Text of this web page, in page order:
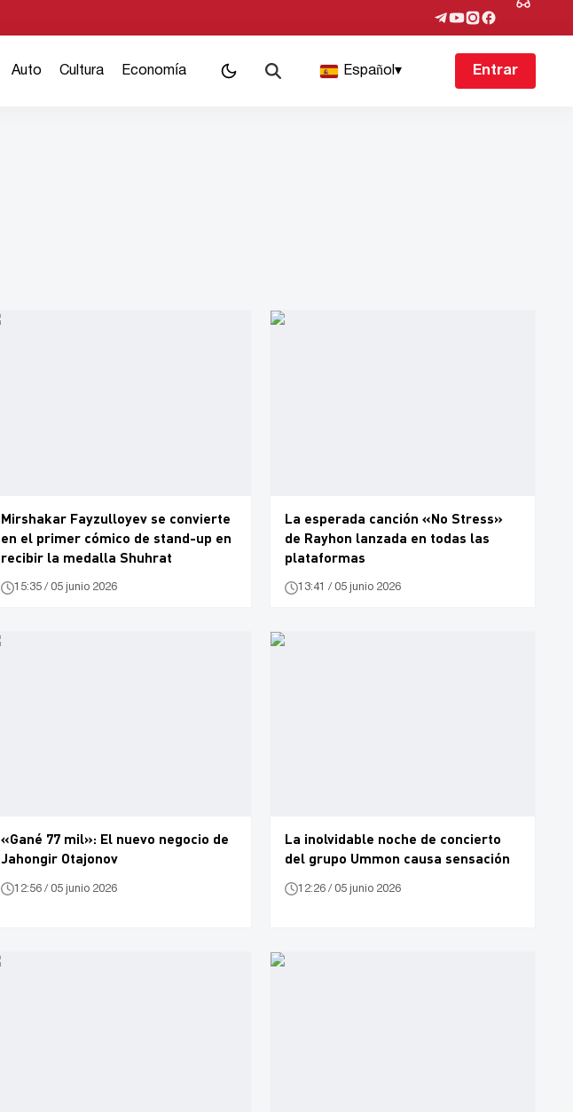
Auto Cultura Economía Español▾ Entrar
Mirshakar Fayzulloyev se convierte
en el primer cómico de stand-up en
recibir la medalla Shuhrat
15:35 / 05 junio 2026
La esperada canción «No Stress»
de Rayhon lanzada en todas las
plataformas
13:41 / 05 junio 2026
«Gané 77 mil»: El nuevo negocio de
Jahongir Otajonov
12:56 / 05 junio 2026
La inolvidable noche de concierto
del grupo Ummon causa sensación
12:26 / 05 junio 2026